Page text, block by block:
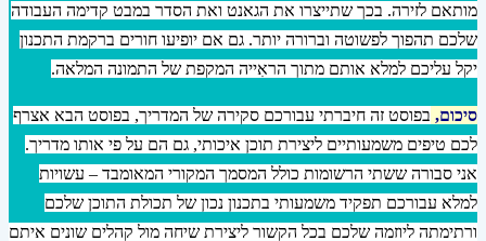
מותאם לזירה. בכך שתייצרו את הגאנט ואת הסדר במבט קדימה העבודה
שלכם תהפוך לפשוטה וברורה יותר. גם אם יופיעו חורים ברקמת התכנון
יקל עליכם למלא אותם מתוך הראִייה המקפת של התמונה המלאה.
סיכום, בפוסט זה חיברתי עבורכם סקירה של המדריך, בפוסט הבא אצרף
לכם טיפים משמעותיים ליצירת תוכן איכותי, גם הם על פי אותו מדריך.
אני סבורה ששתי הרשומות כולל המסמך המקורי המאומבד – עשויות
למלא עבורכם תפקיד משמעותי בתכנון נכון של תכולת התוכן שלכם
ורתימתה ליוזמה שלכם בכל הקשור ליצירת שיחה מול קהלים שונים איתם